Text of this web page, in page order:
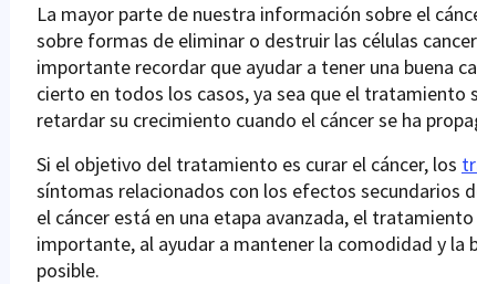
La mayor parte de nuestra información sobre el
sobre formas de eliminar o destruir las células
importante recordar que ayudar a tener una buena
cierto en todos los casos, ya sea que el tratamiento
retardar su crecimiento cuando el cáncer se ha
Si el objetivo del tratamiento es curar el cáncer, los
síntomas relacionados con los efectos secundarios
el cáncer está en una etapa avanzada, el
importante, al ayudar a mantener la comodidad y la
posible.